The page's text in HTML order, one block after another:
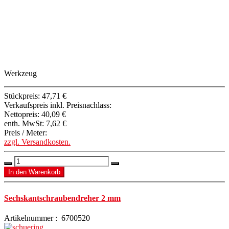
Werkzeug
Stückpreis: 47,71 €
Verkaufspreis inkl. Preisnachlass:
Nettopreis: 40,09 €
enth. MwSt: 7,62 €
Preis / Meter:
zzgl. Versandkosten.
Sechskantschraubendreher 2 mm
Artikelnummer : 6700520